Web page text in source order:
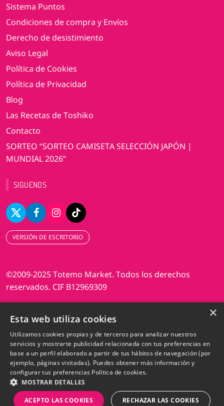
Sistema Puntos
Condiciones de compra y Envíos
Derecho de desistimiento
Aviso Legal
Política de Cookies
Política de Privacidad
Blog
Las Recetas de Toshiko
Contacto
SORTEO “SORTEO CAMISETA SELECCIÓN JAPÓN |
MUNDIAL 2026”
SIGUENOS
VERSIÓN DE ESCRITORIO
©2009-2025 Totemo Market. Todos los derechos
reservados. CIF B12969309
×
Esta web utiliza cookies
Utilizamos cookies propias y de terceros para analizar nuestros
servicios y mostrarte publicidad relacionada con tus preferencias en
base a un perfil elaborado a partir de tus hábitos de navegación (por
ejemplo, páginas visitadas). Puedes obtener más información y
configurar tus preferencias Política de cookies.
MOSTRAR DETALLES
ACEPTO LAS COOKIES RECHAZAR LAS COOKIES